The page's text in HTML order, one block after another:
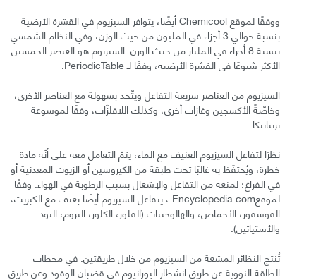
ووفقًا لموقع Chemicool أيضًا، يتوافر السيزيوم في القشرة الأرضية
بنسبة حوالي 3 أجزاء في المليون من حيث الوزن، وفي النظام الشمسي
بنسبة 8 أجزاء في المليار من حيث الوزن. السيزيوم هو العنصر الخمسين
الأكثر شيوعًا في القشرة الأرضية، وفقًا لـ PeriodicTable.
السيزيوم من العناصر سريعة التفاعل ويتّحد بسهولة مع العناصر الأخرى،
وخاصّةً الأكسجين وغازات أخرى، وكذلك اللافلزّات، وفقًا لموسوعة
بريتانيكا.
نظرًا لتفاعل السيزيوم العنيف مع الماء، يتمّ التعامل معه على أنّه مادة
خطرة، ويُحتفَظ به غالبًا تحت طبقة من الكيروسين أو الزيوت المعدنية أو
في الفراغ؛ لمنعه من التفاعل والإشعال بسبب الرطوبة في الهواء. وفقًا
لموقعEncyclopedia.com ، يتفاعل السيزيوم أيضًا بعنف مع الكبريت،
الفوسفور، الأحماض، والهالوجينات (الفلور، الكلور، البروم، اليود
والأستياتين).
تُنتج النظائر المشعة من السيزيوم من خلال طريقتين: في محطات
الطاقة النووية عن طريق انشطار اليورانيوم في قضبان الوقود وعن طريق